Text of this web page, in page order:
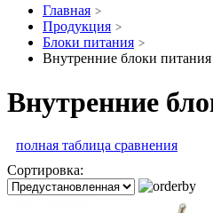
Главная
Продукция
Блоки питания
Внутренние блоки питания
Внутренние
полная таблица сравнения
Сортировка: